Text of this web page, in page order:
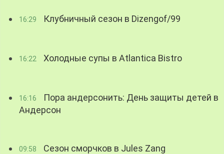
16:29 Клубничный сезон в Dizengof/99
16:22 Холодные супы в Atlantica Bistro
16:16
Пора андерсонить: День защиты детей в
Андерсон
09:58 Сезон сморчков в Jules Zang